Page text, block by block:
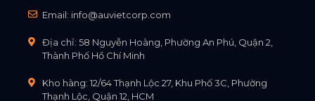
Email: info@auvietcorp.com
Địa chỉ: 58 Nguyễn Hoàng, Phường An Phú, Quận 2,
Thành Phố Hồ Chí Minh
Kho hàng: 12/64 Thạnh Lộc 27, Khu Phố 3C, Phường
Thạnh Lộc, Quận 12, HCM